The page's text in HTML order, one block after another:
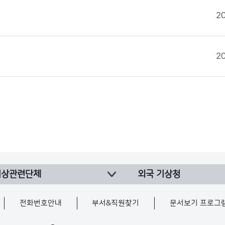
관련단체 외국 기상청
전화번호안내 부서&직원찾기 문서보기 프로그